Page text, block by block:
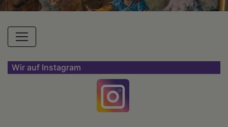
Hauptnavigation
Wir auf Instagram